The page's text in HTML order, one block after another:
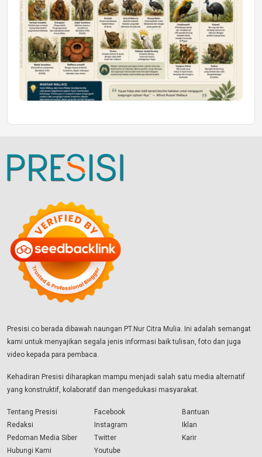
Presisi.co berada dibawah naungan PT.Nur Citra Mulia. Ini adalah semangat
kami untuk menyajikan segala jenis informasi baik tulisan, foto dan juga
video kepada para pembaca.
Kehadiran Presisi diharapkan mampu menjadi salah satu media alternatif
yang konstruktif, kolaboratif dan mengedukasi masyarakat.
Tentang Presisi
Redaksi
Pedoman Media Siber
Hubungi Kami
Facebook
Instagram
Twitter
Youtube
Bantuan
Iklan
Karir